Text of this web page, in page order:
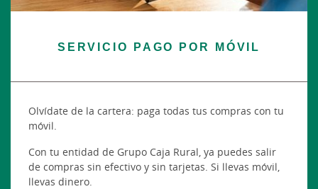
SERVICIO PAGO POR MÓVIL
Olvídate de la cartera: paga todas tus compras con tu
móvil.
Con tu entidad de Grupo Caja Rural, ya puedes salir
de compras sin efectivo y sin tarjetas. Si llevas móvil,
llevas dinero.